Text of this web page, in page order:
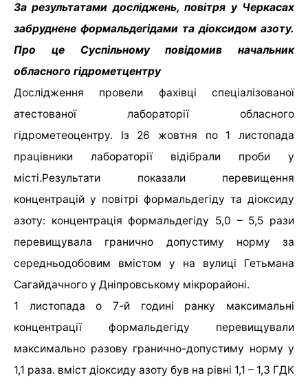
За результатами досліджень, повітря у Черкасах
забруднене формальдегідами та діоксидом азоту.
Про це Суспільному повідомив начальник
обласного гідрометцентру
Дослідження провели фахівці спеціалізованої
атестованої лабораторії обласного
гідрометеоцентру. Із 26 жовтня по 1 листопада
працівники лабораторії відібрали проби у
місті.Результати показали перевищення
концентрацій у повітрі формальдегіду та діоксиду
азоту: концентрація формальдегіду 5,0 – 5,5 рази
перевищувала гранично допустиму норму за
середньодобовим вмістом у на вулиці Гетьмана
Сагайдачного у Дніпровському мікрорайоні.
1 листопада о 7-й годині ранку максимальні
концентрації формальдегіду перевищували
максимально разову гранично-допустиму норму у
1,1 раза. вміст діоксиду азоту був на рівні 1,1 – 1,3 ГДК